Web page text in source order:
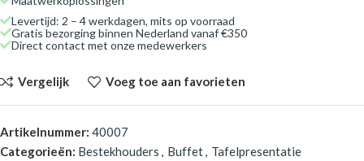
Levertijd: 2 – 4 werkdagen, mits op voorraad
Gratis bezorging binnen Nederland vanaf €350
Direct contact met onze medewerkers
Vergelijk Voeg toe aan favorieten
Artikelnummer: 40007
Categorieën: Bestekhouders Buffet Tafelpresentatie